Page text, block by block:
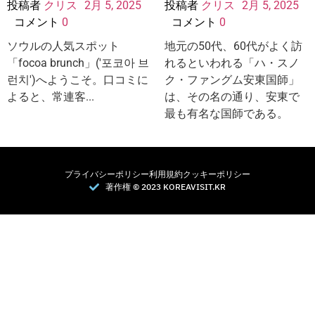
投稿者 クリス
2月 5, 2025
コメント 0
ソウルの人気スポット
「focoa brunch」('포코아 브
런치')へようこそ。口コミに
よると、常連客...
投稿者 クリス
2月 5, 2025
コメント 0
地元の50代、60代がよく訪
れるといわれる「ハ・スノ
ク・ファングム安東国師」
は、その名の通り、安東で
最も有名な国師である。
プライバシーポリシー利用規約クッキーポリシー
著作権 © 2023 KOREAVISIT.KR